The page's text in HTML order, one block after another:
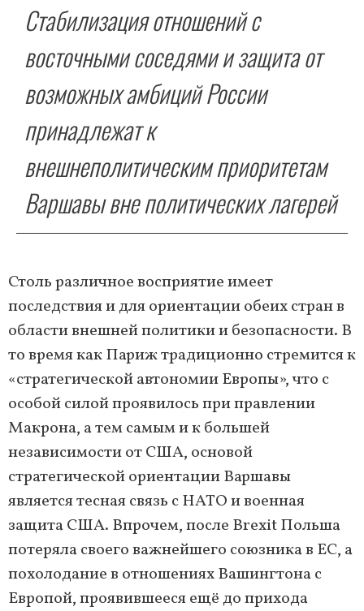
Стабилизация отношений с
восточными соседями и защита от
возможных амбиций России
принадлежат к
внешнеполитическим приоритетам
Варшавы вне политических лагерей
Столь различное восприятие имеет
последствия и для ориентации обеих стран в
области внешней политики и безопасности. В
то время как Париж традиционно стремится к
«стратегической автономии Европы», что с
особой силой проявилось при правлении
Макрона, а тем самым и к большей
независимости от США, основой
стратегической ориентации Варшавы
является тесная связь с НАТО и военная
защита США. Впрочем, после Brexit Польша
потеряла своего важнейшего союзника в ЕС, а
похолодание в отношениях Вашингтона с
Европой, проявившееся ещё до прихода